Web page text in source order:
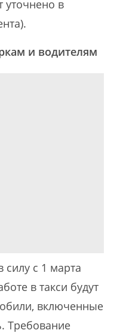
в
и водителям
с 1 марта
в такси будут
включенные
Требование